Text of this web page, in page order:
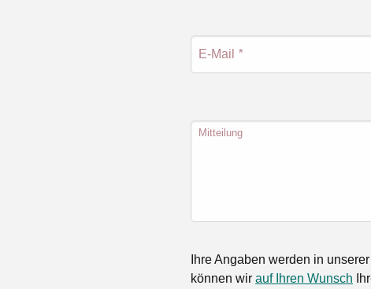
E-Mail *
Mitteilung
Ihre Angaben werden in
können wir auf Ihren Wunsch